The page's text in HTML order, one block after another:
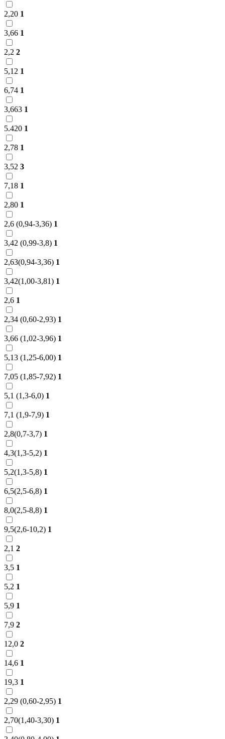
2,20 1
3,66 1
2,2 2
5,12 1
6,74 1
3,663 1
5.420 1
2,78 1
3,52 3
7,18 1
2,80 1
2,6 (0,94-3,36) 1
3,42 (0,99-3,8) 1
2,63(0,94-3,36) 1
3,42(1,00-3,81) 1
2,6 1
2,34 (0,60-2,93) 1
3,66 (1,02-3,96) 1
5,13 (1,25-6,00) 1
7,05 (1,85-7,92) 1
5,1 (1,3-6,0) 1
7,1 (1,9-7,9) 1
2,8(0,7-3,7) 1
4,3(1,3-5,2) 1
5,2(1,3-5,8) 1
6,5(2,5-6,8) 1
8,0(2,5-8,8) 1
9,5(2,6-10,2) 1
2,1 2
3,5 1
5,2 1
5,9 1
7,9 2
12,0 2
14,6 1
19,3 1
2,29 (0,60-2,95) 1
2,70(1,40-3,30) 1